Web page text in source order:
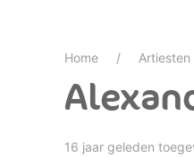
Home Artiesten
16 jaar geleden